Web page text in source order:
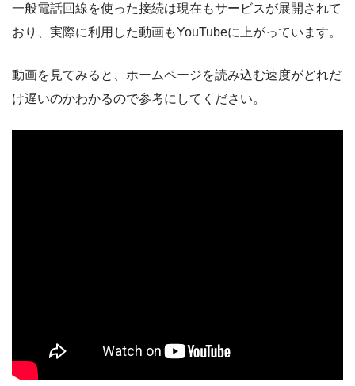
一般電話回線を使った接続は現在もサービスが展開されて
おり、実際に利用した動画もYouTubeに上がっています。
動画を見てみると、ホームページを読み込む速度がどれだ
け遅いのかわかるので参考にしてください。